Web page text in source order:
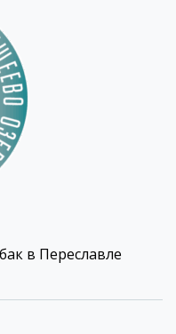
в Переславле